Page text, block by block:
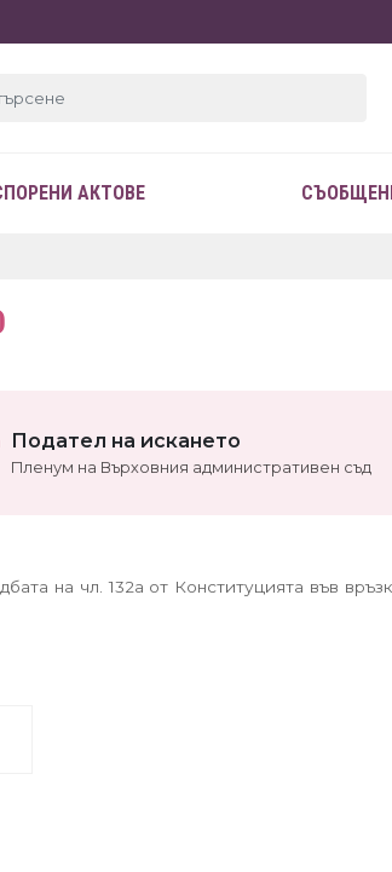
АКТОВЕ
Подател на искането
Пленум на Върховния административен съд
на чл. 132а от Конституцията във